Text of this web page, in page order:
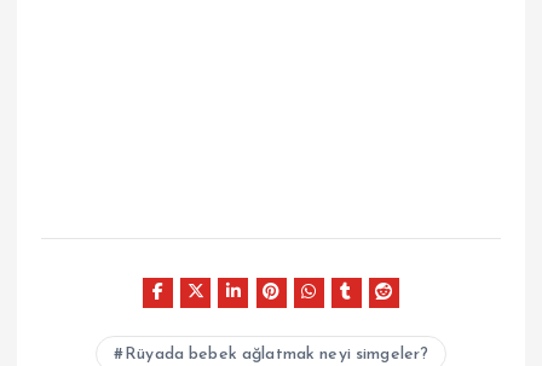
Rüyada bebek ağlatmak neyi simgeler?